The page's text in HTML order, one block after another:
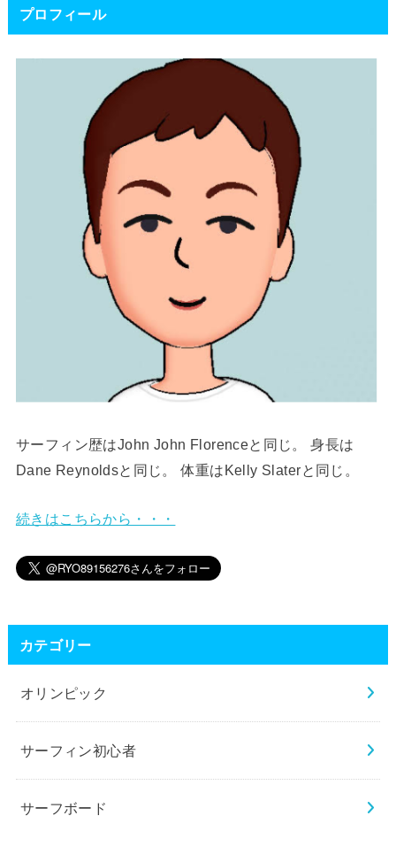
プロフィール
サーフィン歴はJohn John Florenceと同じ。 身長は
Dane Reynoldsと同じ。 体重はKelly Slaterと同じ。
続きはこちらから・・・
カテゴリー
オリンピック
サーフィン初心者
サーフボード